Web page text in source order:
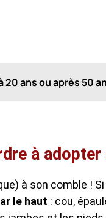
20 ans ou après 50
à
à son comble !
le haut : cou,